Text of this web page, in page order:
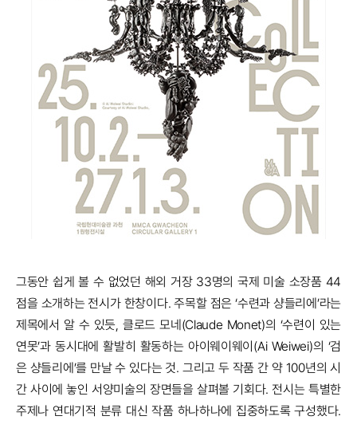
그동안 쉽게 볼 수 없었던 해외 거장 33명의 국제 미술 소장품 44
점을 소개하는 전시가 한창이다. 주목할 점은 ‘수련과 샹들리에’라는
제목에서 알 수 있듯, 클로드 모네(Claude Monet)의 ‘수련이 있는
연못’과 동시대에 활발히 활동하는 아이웨이웨이(Ai Weiwei)의 ‘검
은 샹들리에’를 만날 수 있다는 것. 그리고 두 작품 간 약 100년의 시
간 사이에 놓인 서양미술의 장면들을 살펴볼 기회다. 전시는 특별한
주제나 연대기적 분류 대신 작품 하나하나에 집중하도록 구성했다.